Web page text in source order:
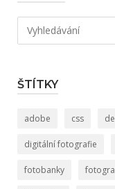
Hledat:
ŠTÍTKY
adobe css
digitální fotografie
fotobanky